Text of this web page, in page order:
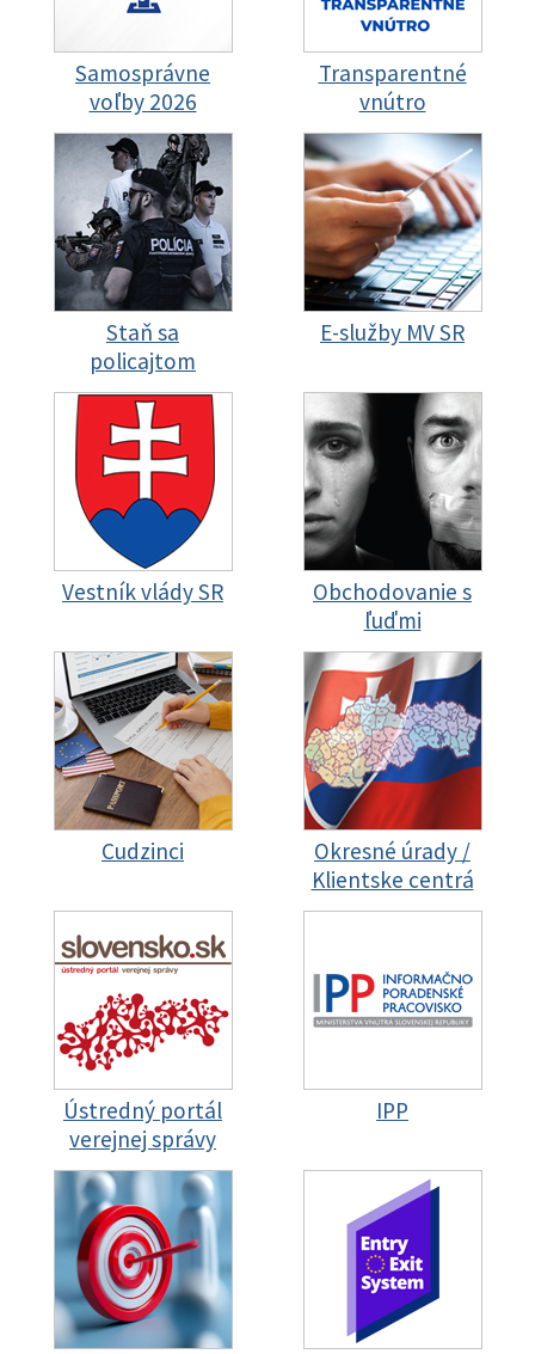
Samosprávne
voľby 2026
Transparentné
vnútro
Staň sa
policajtom
E-služby MV SR
Vestník vlády SR
Obchodovanie s
ľuďmi
Cudzinci
Okresné úrady /
Klientske centrá
Ústredný portál
verejnej správy
IPP